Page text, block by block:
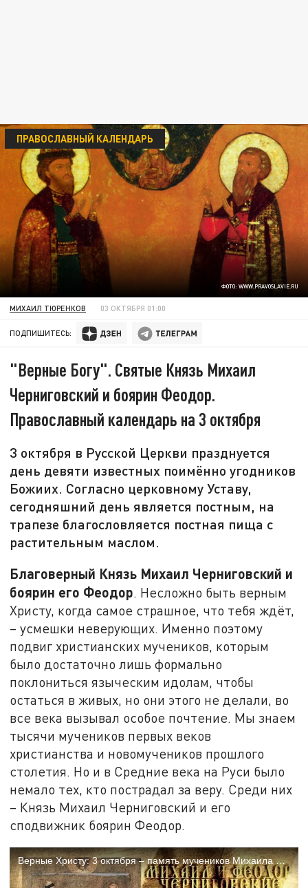
ФОТО: WWW.PRAVOSLAVIE.RU
ПРАВОСЛАВНЫЙ КАЛЕНДАРЬ
МИХАИЛ ТЮРЕНКОВ 03 ОКТЯБРЯ 01:00
ПОДПИШИТЕСЬ:
"Верные Богу". Святые Князь Михаил
Черниговский и боярин Феодор.
Православный календарь на 3 октября
3 октября в Русской Церкви празднуется
день девяти известных поимённо угодников
Божиих. Согласно церковному Уставу,
сегодняшний день является постным, на
трапезе благословляется постная пища с
растительным маслом.
Благоверный Князь Михаил Черниговский и
боярин его Феодор. Несложно быть верным
Христу, когда самое страшное, что тебя ждёт,
– усмешки неверующих. Именно поэтому
подвиг христианских мучеников, которым
было достаточно лишь формально
поклониться языческим идолам, чтобы
остаться в живых, но они этого не делали, во
все века вызывал особое почтение. Мы знаем
тысячи мучеников первых веков
христианства и новомучеников прошлого
столетия. Но и в Средние века на Руси было
немало тех, кто пострадал за веру. Среди них
– Князь Михаил Черниговский и его
сподвижник боярин Феодор.